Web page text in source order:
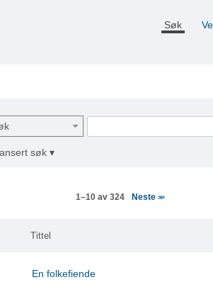
Søk
søk ▾
1–10 av 324 Neste >>
Tittel
En folkefiende